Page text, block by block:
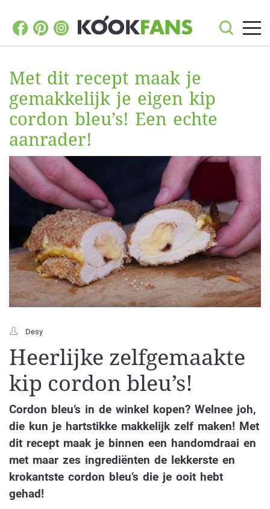
Met dit recept maak je
gemakkelijk je eigen kip
cordon bleu’s! Een echte
aanrader!
Desy
Heerlijke zelfgemaakte
kip cordon bleu’s!
Cordon bleu’s in de winkel kopen? Welnee joh,
die kun je hartstikke makkelijk zelf maken! Met
dit recept maak je binnen een handomdraai en
met maar zes ingrediënten de lekkerste en
krokantste cordon bleu’s die je ooit hebt
gehad!